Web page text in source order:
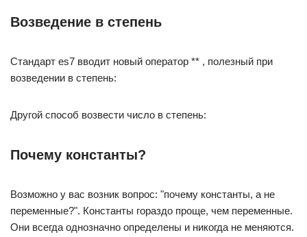
Возведение в степень
Стандарт es7 вводит новый оператор ** , полезный при
возведении в степень:
Другой способ возвести число в степень:
Почему константы?
Возможно у вас возник вопрос: "почему константы, а не
переменные?". Константы гораздо проще, чем переменные.
Они всегда однозначно определены и никогда не меняются.